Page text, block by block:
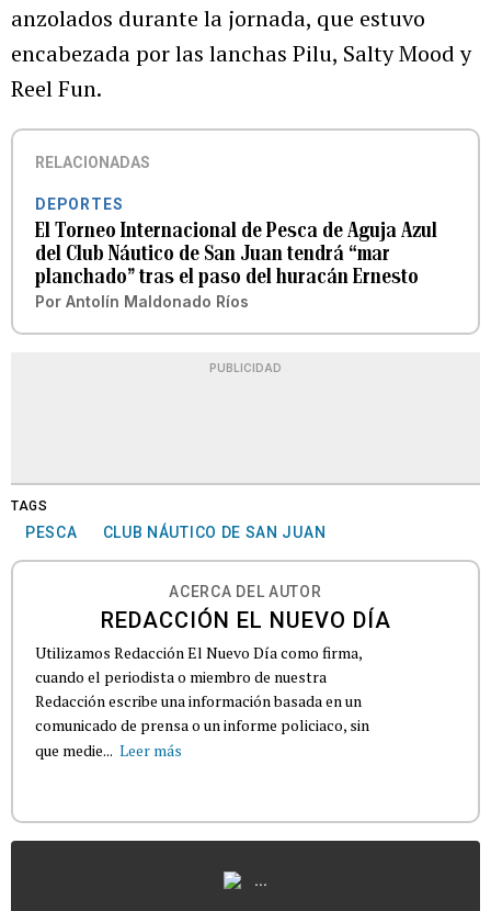
anzolados durante la jornada, que estuvo
encabezada por las lanchas Pilu, Salty Mood y
Reel Fun.
RELACIONADAS
DEPORTES
El Torneo Internacional de Pesca de Aguja Azul
del Club Náutico de San Juan tendrá “mar
planchado” tras el paso del huracán Ernesto
Por Antolín Maldonado Ríos
PUBLICIDAD
TAGS
PESCA CLUB NÁUTICO DE SAN JUAN
ACERCA DEL AUTOR
REDACCIÓN EL NUEVO DÍA
Utilizamos Redacción El Nuevo Día como firma,
cuando el periodista o miembro de nuestra
Redacción escribe una información basada en un
comunicado de prensa o un informe policiaco, sin
que medie... Leer más
...